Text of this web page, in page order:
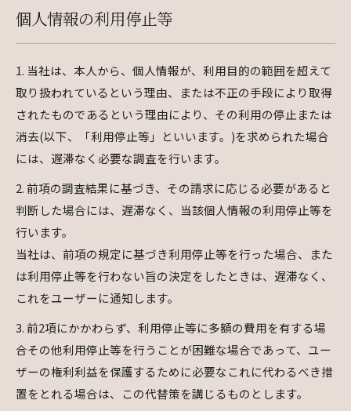
個人情報の利用停止等
1. 当社は、本人から、個人情報が、利用目的の範囲を超えて
取り扱われているという理由、または不正の手段により取得
されたものであるという理由により、その利用の停止または
消去(以下、「利用停止等」といいます。)を求められた場合
には、遅滞なく必要な調査を行います。
2. 前項の調査結果に基づき、その請求に応じる必要があると
判断した場合には、遅滞なく、当該個人情報の利用停止等を
行います。
当社は、前項の規定に基づき利用停止等を行った場合、また
は利用停止等を行わない旨の決定をしたときは、遅滞なく、
これをユーザーに通知します。
3. 前2項にかかわらず、利用停止等に多額の費用を有する場
合その他利用停止等を行うことが困難な場合であって、ユー
ザーの権利利益を保護するために必要なこれに代わるべき措
置をとれる場合は、この代替策を講じるものとします。